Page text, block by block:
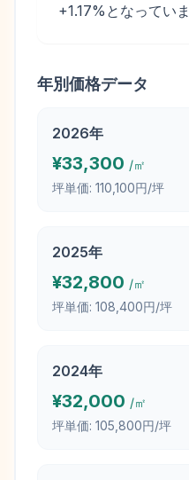
+1.17%となっていま
年別価格データ
2026年
¥33,300 /㎡
坪単価: 110,100円/坪
2025年
¥32,800 /㎡
坪単価: 108,400円/坪
2024年
¥32,000 /㎡
坪単価: 105,800円/坪